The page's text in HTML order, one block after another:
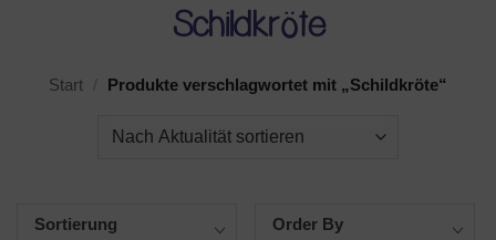
Schildkröte
Start Produkte verschlagwortet mit „Schildkröte“
Sortierung Order By